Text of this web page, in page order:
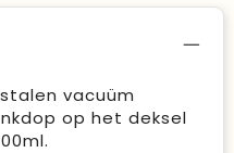
vacuüm
op het deksel